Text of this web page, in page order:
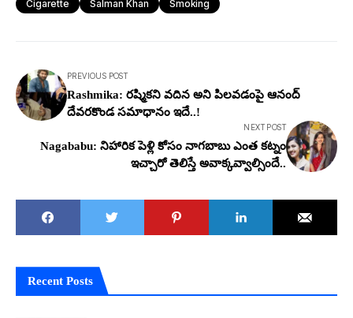
Cigarette Salman Khan Smoking
PREVIOUS POST
Rashmika: ర‌ష్మిక‌ని వ‌దిన అని పిల‌వ‌డంపై ఆనంద్
దేవ‌ర‌కొండ స‌మాధానం ఇదే..!
NEXT POST
Nagababu: నిహారిక పెళ్లి కోసం నాగ‌బాబు ఎంత క‌ట్నం
ఇచ్చారో తెలిస్తే అవాక్క‌వ్వాల్సిందే..
Recent Posts